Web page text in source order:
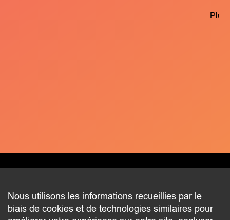
Plus
CONTACT
2 beim Schlass
Nous utilisons les informations recueillies par le
biais de cookies et de technologies similaires pour